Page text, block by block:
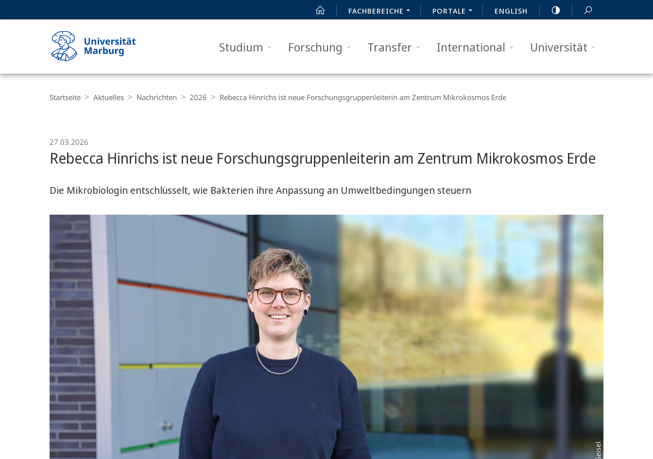
FACHBEREICHE PORTALE ENGLISH
Studium Forschung Transfer International Universität
Philipps-
Marburg
Navigation
Startseite Aktuelles Nachrichten 2026 Rebecca Hinrichs ist neue Forschungsgruppenleiterin am Zentrum Mikrokosmos Erde
27.03.2026
Rebecca Hinrichs ist neue Forschungsgruppenleiterin am Zentrum Mikrokosmos Erde
Die Mikrobiologin entschlüsselt, wie Bakterien ihre Anpassung an Umweltbedingungen steuern